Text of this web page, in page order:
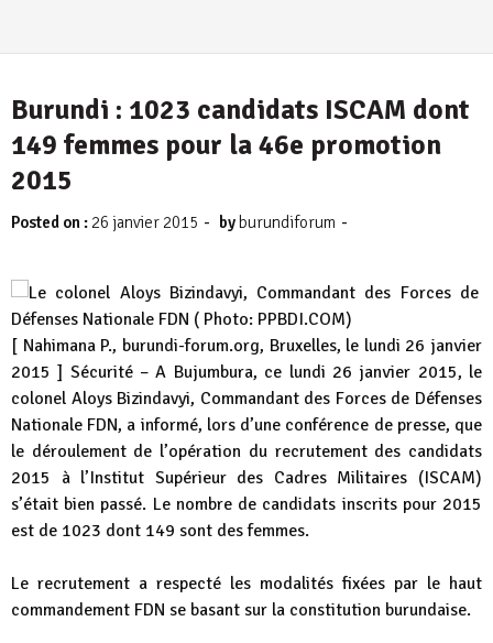
Burundi : 1023 candidats ISCAM dont
149 femmes pour la 46e promotion
2015
Posted on : 26 janvier 2015 - by burundiforum -
[ Nahimana P., burundi-forum.org, Bruxelles, le lundi 26 janvier
2015 ] Sécurité – A Bujumbura, ce lundi 26 janvier 2015, le
colonel Aloys Bizindavyi, Commandant des Forces de Défenses
Nationale FDN, a informé, lors d’une conférence de presse, que
le déroulement de l’opération du recrutement des candidats
2015 à l’Institut Supérieur des Cadres Militaires (ISCAM)
s’était bien passé. Le nombre de candidats inscrits pour 2015
est de 1023 dont 149 sont des femmes.
Le recrutement a respecté les modalités fixées par le haut
commandement FDN se basant sur la constitution burundaise.